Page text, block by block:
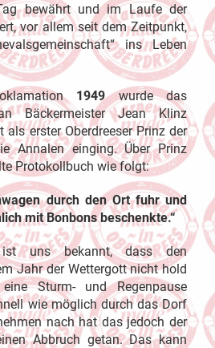
bewährt und im Laufe der
vor allem seit dem Zeitpunkt,
ins Leben
1949wurde das
Bäckermeister Jean Klinz
als erster Oberdreeser Prinz der
Annalen einging. Über Prinz
Protokollbuch wie folgt:
durch den Ort fuhr und
mit Bonbons beschenkte.“
ist uns bekannt, dass den
Jahr der Wettergott nicht hold
Sturm- und Regenpause
wie möglich durch das Dorf
nach hat das jedoch der
Abbruch getan. Das kann